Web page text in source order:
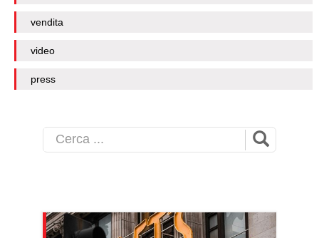
vendita
video
press